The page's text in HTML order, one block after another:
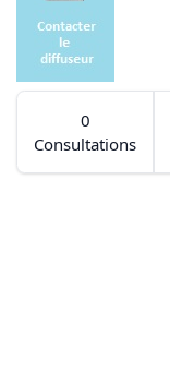
0
Consultations